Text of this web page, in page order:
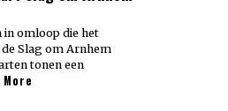
in omloop die het
Slag om Arnhem
tonen een
More